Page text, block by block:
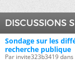
DISCUSSIONS
Sondage sur les
recherche publique
Par invite323b3419